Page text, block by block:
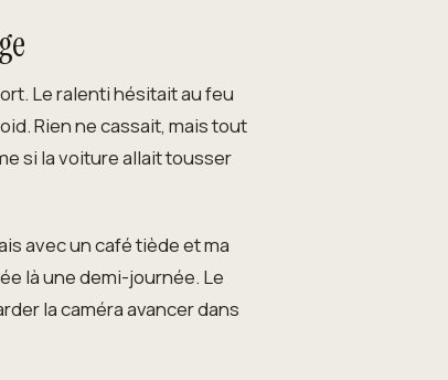
Le ralenti hésitait au feu
Rien ne cassait, mais tout
si la voiture allait tousser
avec un café tiède et ma
là une demi-journée. Le
la caméra avancer dans